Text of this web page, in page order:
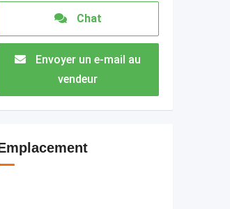
Chat
Envoyer un e-mail au
vendeur